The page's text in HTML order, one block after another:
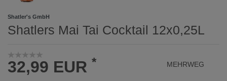
Shatler's GmbH
Shatlers Mai Tai Cocktail 12x0,25L
32,99 EUR * MEHRWEG